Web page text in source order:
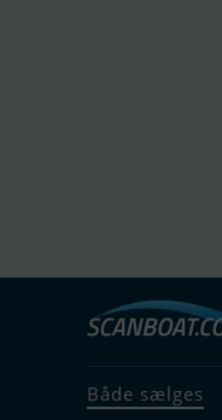
Både sælges